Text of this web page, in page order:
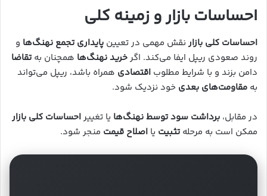
احساسات بازار و زمینه کلی
احساسات کلی بازار نقش مهمی در تعیین پایداری تجمع نهنگ‌ها و
روند صعودی ریپل ایفا می‌کند. اگرخرید نهنگ‌ها همچنان بهتقاضا
دامن بزند و با شرایط مطلوب اقتصادی همراه باشد، ریپل می‌تواند
به مقاومت‌های بعدی خود نزدیک شود.
در مقابل، برداشت سود توسط نهنگ‌ها یا تغییراحساسات کلی بازار
ممکن است به مرحلهتثبیت یا اصلاح قیمت منجر شود.